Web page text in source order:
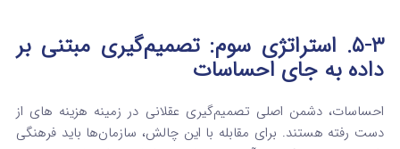
۵-۳. استراتژی سوم: تصمیم‌گیری مبتنی بر
داده به جای احساسات
احساسات، دشمن اصلی تصمیم‌گیری عقلانی در زمینه هزینه های از
دست رفته هستند. برای مقابله با این چالش، سازمان‌ها باید فرهنگی